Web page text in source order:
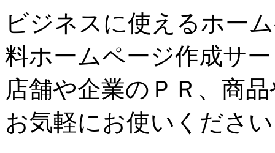
ビジネスに使えるホー
料ホームページ作成サ
店舗や企業のＰＲ、商
お気軽にお使いくださ